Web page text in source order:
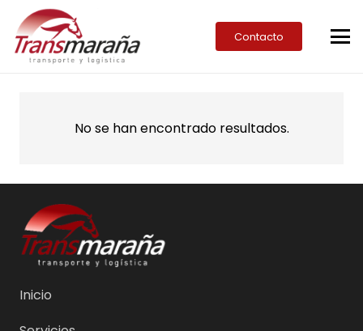
Contacto
No se han encontrado resultados.
Inicio